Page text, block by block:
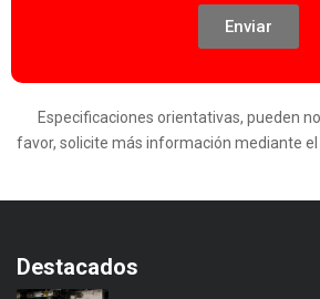
Enviar
Especificaciones orientativas, pueden
favor, solicite más información mediante
Destacados